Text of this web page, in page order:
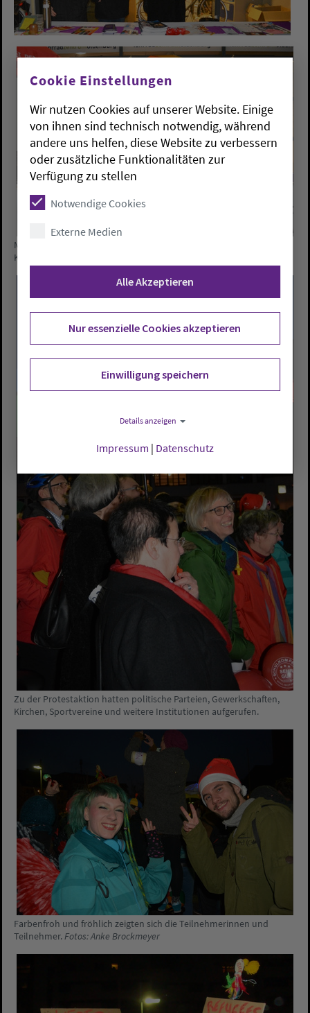
Mit einem Infotisch informierte die Arbeitsgemeinschaft christlicher
Kirchen, ACK, über die Flüchtlings- und Asylthematik.
Zu der Protestaktion hatten politische Parteien, Gewerkschaften,
Kirchen, Sportvereine und weitere Institutionen aufgerufen.
Farbenfroh und fröhlich zeigten sich die Teilnehmerinnen und
Teilnehmer.Fotos: Anke Brockmeyer
Cookie Einstellungen
Wir nutzen Cookies auf unserer Website. Einige
von ihnen sind technisch notwendig, während
andere uns helfen, diese Website zu verbessern
oder zusätzliche Funktionalitäten zur
Verfügung zu stellen
Notwendige Cookies
Externe Medien
Alle Akzeptieren
Nur essenzielle Cookies akzeptieren
Einwilligung speichern
Details anzeigen
Impressum | Datenschutz